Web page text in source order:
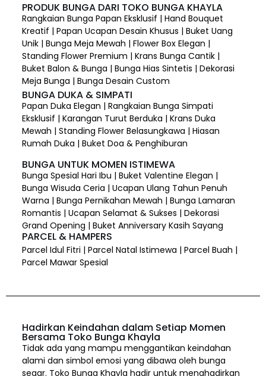
PRODUK BUNGA DARI TOKO BUNGA KHAYLA
Rangkaian Bunga Papan Eksklusif | Hand Bouquet
Kreatif | Papan Ucapan Desain Khusus | Buket Uang
Unik | Bunga Meja Mewah | Flower Box Elegan |
Standing Flower Premium | Krans Bunga Cantik |
Buket Balon & Bunga | Bunga Hias Sintetis | Dekorasi
Meja Bunga | Bunga Desain Custom
BUNGA DUKA & SIMPATI
Papan Duka Elegan | Rangkaian Bunga Simpati
Eksklusif | Karangan Turut Berduka | Krans Duka
Mewah | Standing Flower Belasungkawa | Hiasan
Rumah Duka | Buket Doa & Penghiburan
BUNGA UNTUK MOMEN ISTIMEWA
Bunga Spesial Hari Ibu | Buket Valentine Elegan |
Bunga Wisuda Ceria | Ucapan Ulang Tahun Penuh
Warna | Bunga Pernikahan Mewah | Bunga Lamaran
Romantis | Ucapan Selamat & Sukses | Dekorasi
Grand Opening | Buket Anniversary Kasih Sayang
PARCEL & HAMPERS
Parcel Idul Fitri | Parcel Natal Istimewa | Parcel Buah |
Parcel Mawar Spesial
Hadirkan Keindahan dalam Setiap Momen
Bersama Toko Bunga Khayla
Tidak ada yang mampu menggantikan keindahan
alami dan simbol emosi yang dibawa oleh bunga
segar. Toko Bunga Khayla hadir untuk menghadirkan